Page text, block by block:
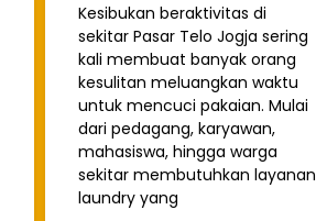
Kesibukan beraktivitas di
sekitar Pasar Telo Jogja sering
kali membuat banyak orang
kesulitan meluangkan waktu
untuk mencuci pakaian. Mulai
dari pedagang, karyawan,
mahasiswa, hingga warga
sekitar membutuhkan layanan
laundry yang